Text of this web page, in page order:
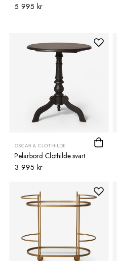
5 995 kr
OSCAR & CLOTHILDE
Pelarbord Clothilde svart
3 995 kr